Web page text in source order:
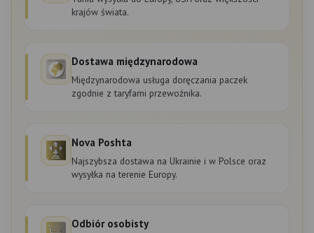
krajów świata.
Dostawa międzynarodowa
Międzynarodowa usługa doręczania paczek
zgodnie z taryfami przewoźnika.
Nova Poshta
Najszybsza dostawa na Ukrainie i w Polsce oraz
wysyłka na terenie Europy.
Odbiór osobisty